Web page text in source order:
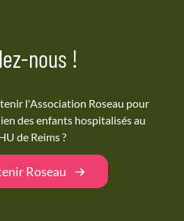
nous !
l'Association Roseau pour
des enfants hospitalisés au
de Reims ?
Roseau